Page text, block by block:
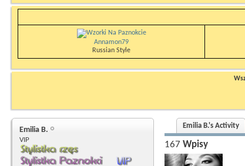
Annamon79
Russian Style
Emilia B.
VIP
Emilia B.'s Activity
167 Wpisy